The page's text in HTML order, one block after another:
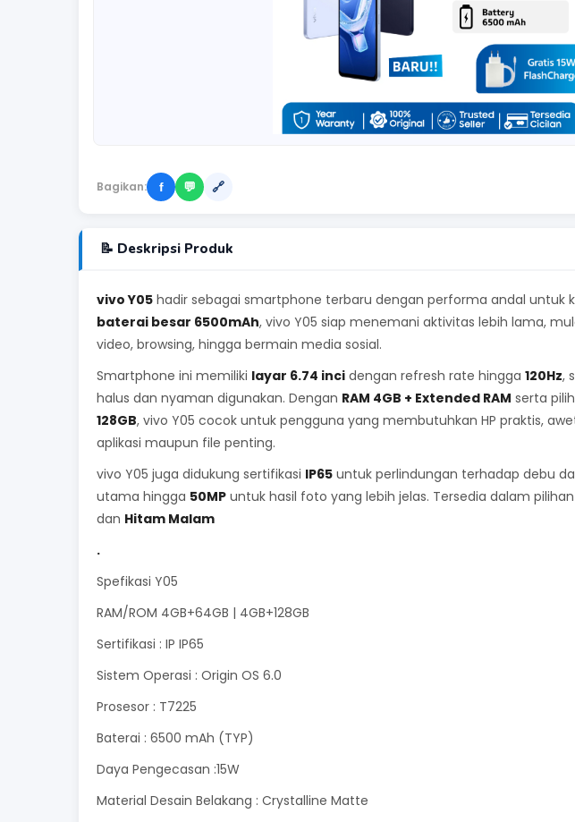
Bagikan: f 💬 🔗
📝 Deskripsi Produk
vivo Y05 hadir sebagai smartphone terbaru dengan performa andal untuk
baterai besar 6500mAh, vivo Y05 siap menemani aktivitas lebih lama,
video, browsing, hingga bermain media sosial.
Smartphone ini memiliki layar 6.74 inci dengan refresh rate hingga 120Hz,
halus dan nyaman digunakan. Dengan RAM 4GB + Extended RAM serta
128GB, vivo Y05 cocok untuk pengguna yang membutuhkan HP praktis,
aplikasi maupun file penting.
vivo Y05 juga didukung sertifikasi IP65 untuk perlindungan terhadap debu
utama hingga 50MP untuk hasil foto yang lebih jelas. Tersedia dalam
dan Hitam Malam
.
Spefikasi Y05
RAM/ROM 4GB+64GB | 4GB+128GB
Sertifikasi : IP IP65
Sistem Operasi : Origin OS 6.0
Prosesor : T7225
Baterai : 6500 mAh (TYP)
Daya Pengecasan :15W
Material Desain Belakang : Crystalline Matte